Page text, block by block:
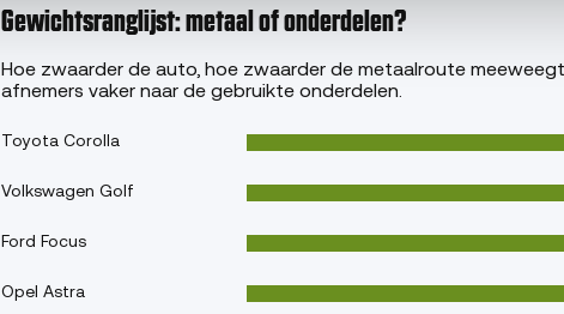
Gewichtsranglijst: metaal of onderdelen?
Hoe zwaarder de auto, hoe zwaarder de metaalroute
afnemers vaker naar de gebruikte onderdelen.
Toyota Corolla
Volkswagen Golf
Ford Focus
Opel Astra